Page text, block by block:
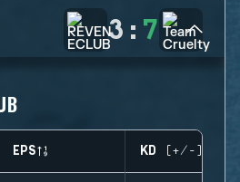
3 : 7
EPS KD (+/-)